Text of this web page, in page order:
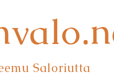
Saloriutta